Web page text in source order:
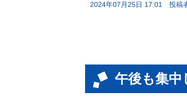
2024年07月25日 17:01 投稿
午後も集中